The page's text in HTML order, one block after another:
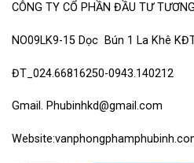
CÔNG TY CỔ PHẦN ĐẦU TƯ
NO09LK9-15 Dọc Bún 1 La Khê
ĐT_024.66816250-0943.140212
Gmail. Phubinhkd@gmail.com